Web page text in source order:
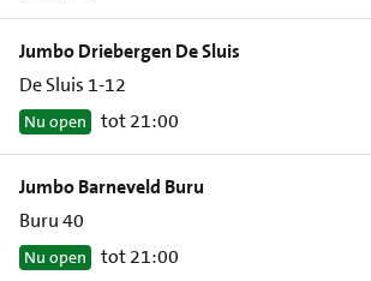
Jumbo Driebergen De Sluis
De Sluis 1-12
Nu open tot 21:00
Jumbo Barneveld Buru
Buru 40
Nu open tot 21:00